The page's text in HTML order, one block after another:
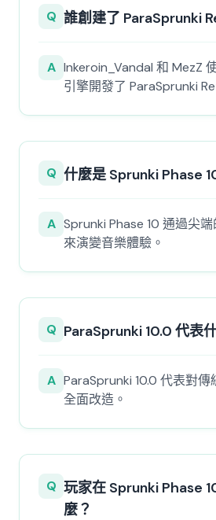
Q 誰創建了 ParaSprunki
A Inkeroin_Vandal 和 MezZ
引擎開發了 ParaSprunki
Q 什麼是 Sprunki Phase
A Sprunki Phase 10 通過尖
來演變音樂體驗。
Q ParaSprunki 10.0 代表
A ParaSprunki 10.0 代表對
全面改造。
Q 玩家在 Sprunki Phase
麼？